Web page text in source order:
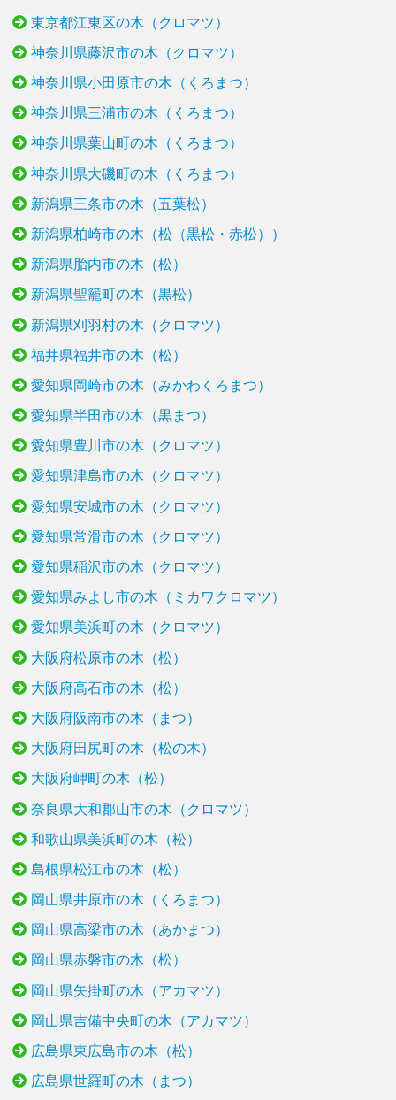
東京都江東区の木（クロマツ）
神奈川県藤沢市の木（クロマツ）
神奈川県小田原市の木（くろまつ）
神奈川県三浦市の木（くろまつ）
神奈川県葉山町の木（くろまつ）
神奈川県大磯町の木（くろまつ）
新潟県三条市の木（五葉松）
新潟県柏崎市の木（松（黒松・赤松））
新潟県胎内市の木（松）
新潟県聖籠町の木（黒松）
新潟県刈羽村の木（クロマツ）
福井県福井市の木（松）
愛知県岡崎市の木（みかわくろまつ）
愛知県半田市の木（黒まつ）
愛知県豊川市の木（クロマツ）
愛知県津島市の木（クロマツ）
愛知県安城市の木（クロマツ）
愛知県常滑市の木（クロマツ）
愛知県稲沢市の木（クロマツ）
愛知県みよし市の木（ミカワクロマツ）
愛知県美浜町の木（クロマツ）
大阪府松原市の木（松）
大阪府高石市の木（松）
大阪府阪南市の木（まつ）
大阪府田尻町の木（松の木）
大阪府岬町の木（松）
奈良県大和郡山市の木（クロマツ）
和歌山県美浜町の木（松）
島根県松江市の木（松）
岡山県井原市の木（くろまつ）
岡山県高梁市の木（あかまつ）
岡山県赤磐市の木（松）
岡山県矢掛町の木（アカマツ）
岡山県吉備中央町の木（アカマツ）
広島県東広島市の木（松）
広島県世羅町の木（まつ）